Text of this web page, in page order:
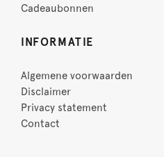
Cadeaubonnen
INFORMATIE
Algemene voorwaarden
Disclaimer
Privacy statement
Contact